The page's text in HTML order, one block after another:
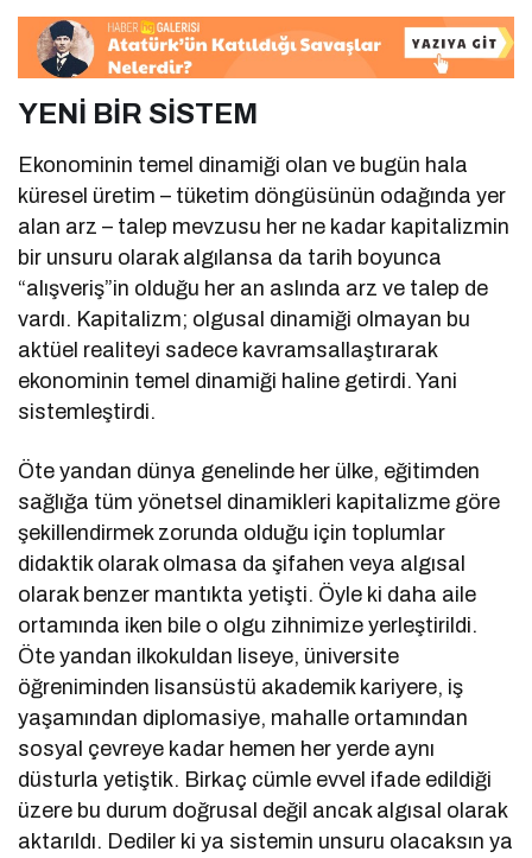
YENİ BİR SİSTEM
Ekonominin temel dinamiği olan ve bugün hala
küresel üretim – tüketim döngüsünün odağında yer
alan arz – talep mevzusu her ne kadar kapitalizmin
bir unsuru olarak algılansa da tarih boyunca
“alışveriş”in olduğu her an aslında arz ve talep de
vardı. Kapitalizm; olgusal dinamiği olmayan bu
aktüel realiteyi sadece kavramsallaştırarak
ekonominin temel dinamiği haline getirdi. Yani
sistemleştirdi.
Öte yandan dünya genelinde her ülke, eğitimden
sağlığa tüm yönetsel dinamikleri kapitalizme göre
şekillendirmek zorunda olduğu için toplumlar
didaktik olarak olmasa da şifahen veya algısal
olarak benzer mantıkta yetişti. Öyle ki daha aile
ortamında iken bile o olgu zihnimize yerleştirildi.
Öte yandan ilkokuldan liseye, üniversite
öğreniminden lisansüstü akademik kariyere, iş
yaşamından diplomasiye, mahalle ortamından
sosyal çevreye kadar hemen her yerde aynı
düsturla yetiştik. Birkaç cümle evvel ifade edildiği
üzere bu durum doğrusal değil ancak algısal olarak
aktarıldı. Dediler ki ya sistemin unsuru olacaksın ya